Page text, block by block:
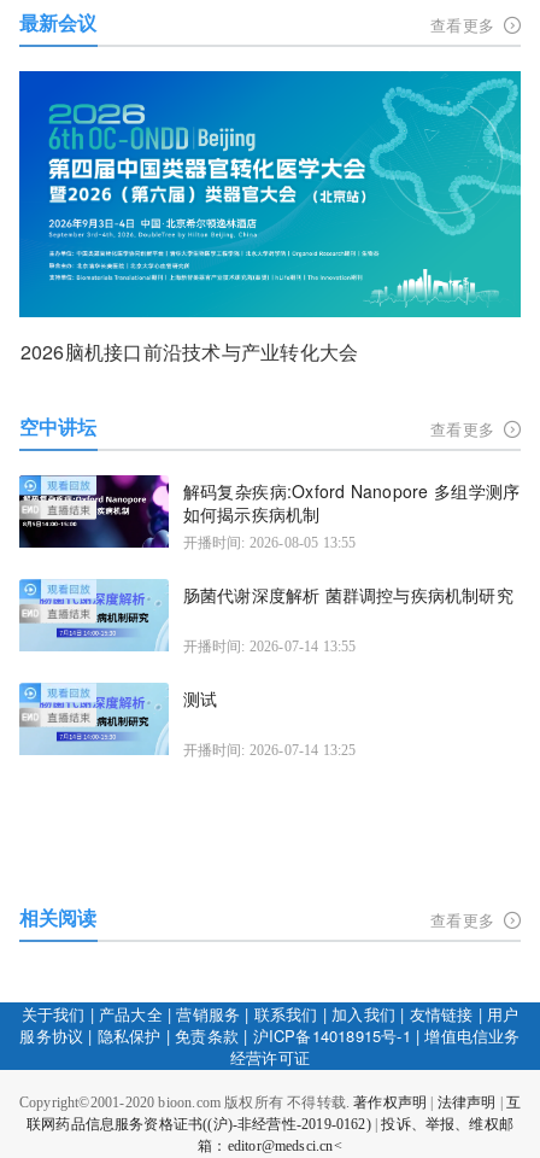
最新会议 查看更多
2026脑机接口前沿技术与产业转化大会
空中讲坛 查看更多
解码复杂疾病:Oxford Nanopore 多组学测序
如何揭示疾病机制
开播时间: 2026-08-05 13:55
肠菌代谢深度解析 菌群调控与疾病机制研究
开播时间: 2026-07-14 13:55
测试
开播时间: 2026-07-14 13:25
相关阅读 查看更多
关于我们 | 产品大全|营销服务 | 联系我们 | 加入我们 | 友情链接 | 用户
服务协议 | 隐私保护 |免责条款 | 沪ICP备14018915号-1 |增值电信业务
经营许可证
Copyright©2001-2020 bioon.com 版权所有 不得转载.著作权声明 | 法律声明 | 互
联网药品信息服务资格证书((沪)-非经营性-2019-0162)|投诉、举报、维权邮
箱：editor@medsci.cn<